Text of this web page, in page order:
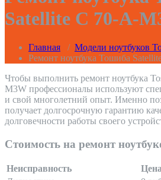
Satellite C 70-A-
Главная / Модели ноутбуков
Ремонт ноутбука Тошиба
Чтобы выполнить ремонт ноутбука
M3W профессионалы используют
и свой многолетний опыт. Именно
получает долгосрочную гарантию
долговечности работы своего
Стоимость на ремонт
Неисправность